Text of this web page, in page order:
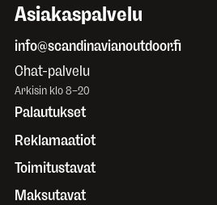
Asiakaspalvelu
info@scandinavianoutdoor.fi
Chat-palvelu
Arkisin klo 8–20
Palautukset
Reklamaatiot
Toimitustavat
Maksutavat